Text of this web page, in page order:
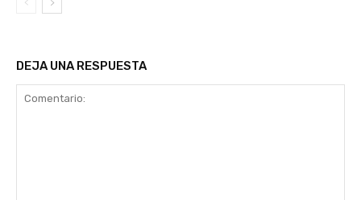
DEJA UNA RESPUESTA